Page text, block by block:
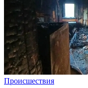
Происшествия